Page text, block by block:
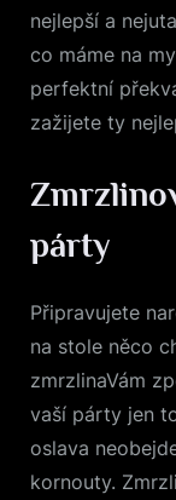
nejlepší a
co máme na
perfektní
zažijete ty
párty
Připravujete
na stole něco
zmrzlinaVám
vaší párty jen
oslava
kornouty.